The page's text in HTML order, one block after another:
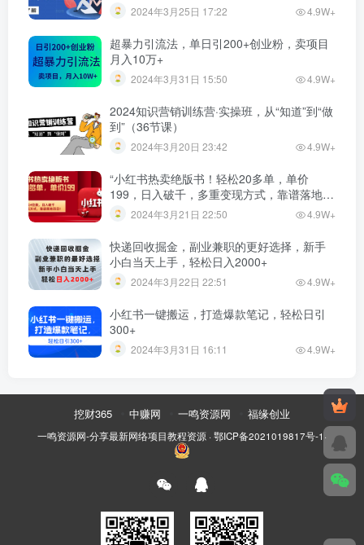
2024年3月25日 17:22 4.9W+
超暴力引流法，单日引200+创业粉，卖项目
月入10万+
2024年3月31日 15:50 4.9W+
2024知识营销训练营·实操班，从“知道”到“做
到”（36节课）
2024年3月20日 23:42 4.9W+
“小红书热卖绝版书！轻松20多单，单价
199，日入破千，多重变现方式，靠谱落地项
目！”2024年3月21日 22:50 4.9W+
快递回收掘金，副业兼职的更好选择，新手
小白当天上手，轻松日入2000+
2024年3月22日 22:51 4.9W+
小红书一键搬运，打造爆款笔记，轻松日引
300+
2024年3月31日 16:11 4.9W+
挖财365 中赚网 一鸣资源网 福缘创业
一鸣资源网-分享最新网络项目教程资源 · 鄂ICP备2021019817号-1·